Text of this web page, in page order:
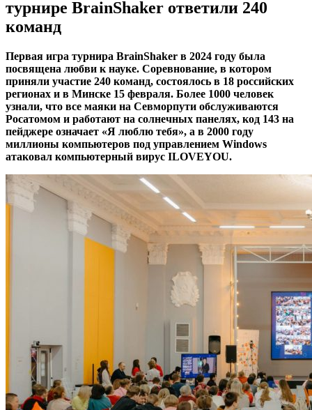
турнире BrainShaker ответили 240
команд
Первая игра турнира BrainShaker в 2024 году была
посвящена любви к науке. Соревнование, в котором
приняли участие 240 команд, состоялось в 18 российских
регионах и в Минске 15 февраля. Более 1000 человек
узнали, что все маяки на Севморпути обслуживаются
Росатомом и работают на солнечных панелях, код 143 на
пейджере означает «Я люблю тебя», а в 2000 году
миллионы компьютеров под управлением Windows
атаковал компьютерный вирус ILOVEYOU.